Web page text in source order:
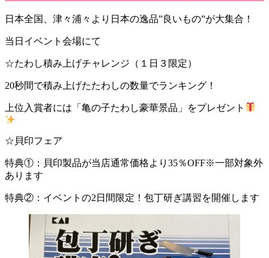
日本全国、津々浦々より日本の逸品”良いもの”が大集合！
当日イベント会場にて
☆たわし積み上げチャレンジ（１日３限定）
20秒間で積み上げたたわしの数量でランキング！
上位入賞者には「亀の子たわし豪華景品」をプレゼント
☆貝印フェア
特典①：貝印製品が当店通常価格より35％OFF※一部対象外
あります
特典②：イベントの2日間限定！包丁研ぎ講習を開催します